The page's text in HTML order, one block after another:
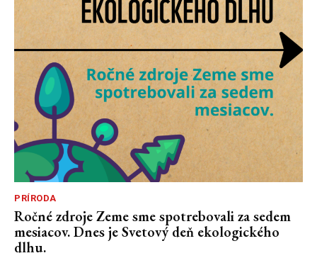
PRÍRODA
Ročné zdroje Zeme sme spotrebovali za sedem
mesiacov. Dnes je Svetový deň ekologického
dlhu.